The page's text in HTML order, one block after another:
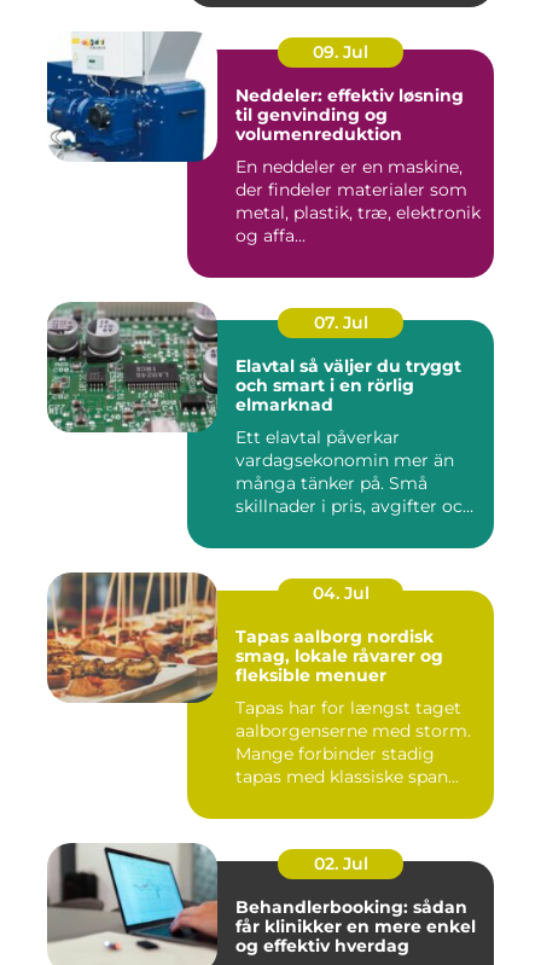
09. Jul
Neddeler: effektiv løsning
til genvinding og
volumenreduktion
En neddeler er en maskine,
der findeler materialer som
metal, plastik, træ, elektronik
og affa...
07. Jul
Elavtal så väljer du tryggt
och smart i en rörlig
elmarknad
Ett elavtal påverkar
vardagsekonomin mer än
många tänker på. Små
skillnader i pris, avgifter och
04. Jul
Tapas aalborg nordisk
smag, lokale råvarer og
fleksible menuer
Tapas har for længst taget
aalborgenserne med storm.
Mange forbinder stadig
tapas med klassiske span...
02. Jul
Behandlerbooking: sådan
får klinikker en mere enkel
og effektiv hverdag